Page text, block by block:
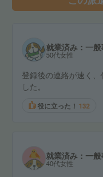
就業済み：一
50代女性
登録後の連絡が速く
した。
役に立った！ 132
就業済み：一
40代女性